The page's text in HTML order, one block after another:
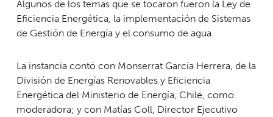
Algunos de los temas que se tocaron fueron la Ley de
Eficiencia Energética, la implementación de Sistemas
de Gestión de Energía y el consumo de agua.
La instancia contó con Monserrat García Herrera, de la
División de Energías Renovables y Eficiencia
Energética del Ministerio de Energía, Chile, como
moderadora; y con Matías Coll, Director Ejecutivo